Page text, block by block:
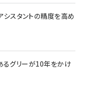
シスタントの精度を高め
るグリーが10年をかけ